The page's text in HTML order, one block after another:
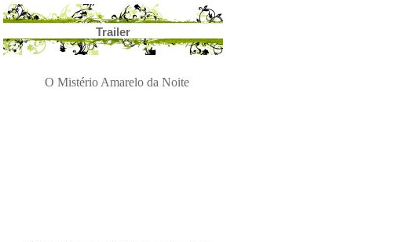
Trailer
O Mistério Amarelo da Noite